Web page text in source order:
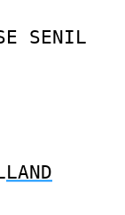
SENIL
LAND